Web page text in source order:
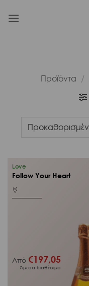
στο
Προϊόντα /
Love
Follow Your Heart
Από€197,05
Άμεσα διαθέσιμο